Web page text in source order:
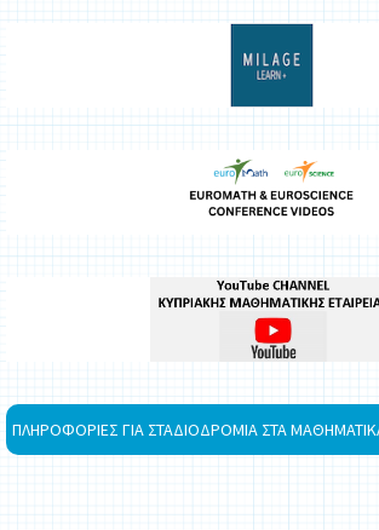
ΠΛΗΡΟΦΟΡΙΕΣ ΓΙΑ ΣΤΑΔΙΟΔΡΟΜΙΑ ΣΤΑ